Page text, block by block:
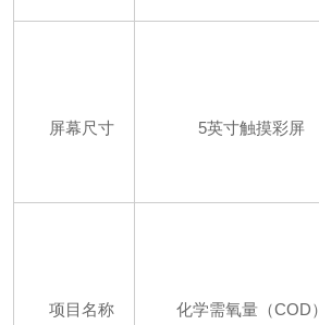
屏幕尺寸 5英寸触摸彩屏
项目名称 化学需氧量（COD）